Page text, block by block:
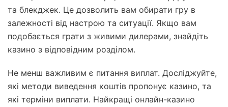
та блекджек. Це дозволить вам обирати гру в
залежності від настрою та ситуації. Якщо вам
подобається грати з живими дилерами, знайдіть
казино з відповідним розділом.
Не менш важливим є питання виплат. Досліджуйте,
які методи виведення коштів пропонує казино, та
які терміни виплати. Найкращі онлайн-казино